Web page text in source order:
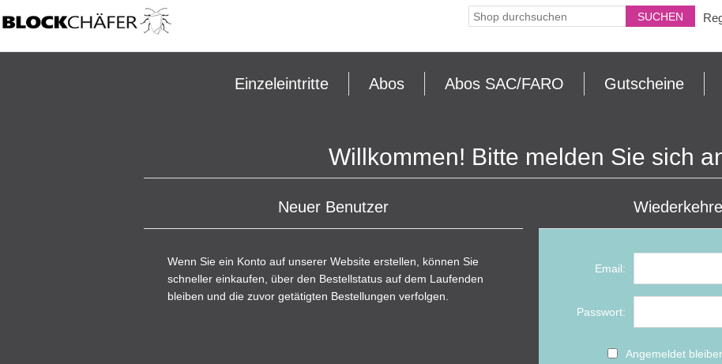
Einzeleintritte Abos Abos SAC/FARO Gutscheine
Willkommen! Bitte melden Sie sich
Neuer Benutzer
Wenn Sie ein Konto auf unserer Website erstellen, können Sie
schneller einkaufen, über den Bestellstatus auf dem Laufenden
bleiben und die zuvor getätigten Bestellungen verfolgen.
Email:
Passwort:
Angemeldet